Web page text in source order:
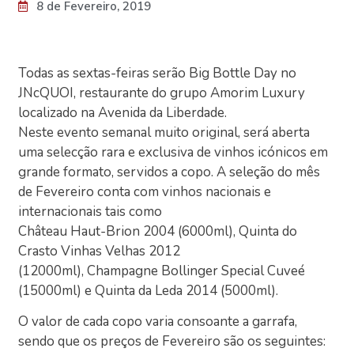
8 de Fevereiro, 2019
Todas as sextas-feiras serão Big Bottle Day no
JNcQUOI, restaurante do grupo Amorim Luxury
localizado na Avenida da Liberdade.
Neste evento semanal muito original, será aberta
uma selecção rara e exclusiva de vinhos icónicos em
grande formato, servidos a copo. A seleção do mês
de Fevereiro conta com vinhos nacionais e
internacionais tais como
Château Haut-Brion 2004 (6000ml), Quinta do
Crasto Vinhas Velhas 2012
(12000ml), Champagne Bollinger Special Cuveé
(15000ml) e Quinta da Leda 2014 (5000ml).
O valor de cada copo varia consoante a garrafa,
sendo que os preços de Fevereiro são os seguintes: